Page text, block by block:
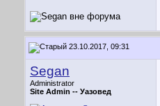
23.10.2017, 09:31
Segan
Administrator
Site Admin -- Уазовед